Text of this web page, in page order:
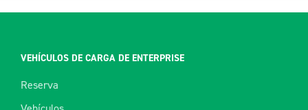
VEHÍCULOS DE CARGA DE ENTERPRISE
Reserva